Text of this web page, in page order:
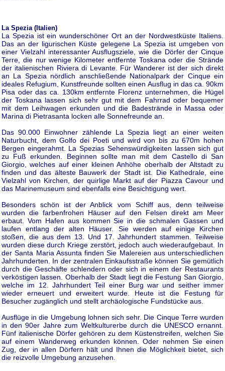
La Spezia (Italien)
La Spezia ist ein wunderschöner Ort an der Nordwestküste Italiens.
Das an der ligurischen Küste gelegene La Spezia ist umgeben von
einer Vielzahl interessanter Ausflugsziele, wie die Dörfer der Cinque
Terre, die nur wenige Kilometer entfernte Toskana oder die Strände
der italienischen Riviera di Levante. Für Wanderer ist der sich direkt
an La Spezia nördlich anschließende Nationalpark der Cinque ein
ideales Refugium, Kunstfreunde sollten einen Ausflug in das ca. 90km
Pisa oder das ca. 130km entfernte Florenz unternehmen, die Hügel
der Toskana lassen sich sehr gut mit dem Fahrrad oder bequemer
mit dem Leihwagen erkunden und die Badestrände in Massa oder
Marina di Pietrasanta locken alle Sonnefreunde an.
Das 90.000 Einwohner zählende La Spezia liegt an einer weiten
Naturbucht, dem Golfo dei Poeti und wird von bis zu 670m hohen
Bergen eingerahmt. La Spezias Sehenswürdigkeiten lassen sich gut
zu Fuß erkunden. Beginnen sollte man mit dem Castello di San
Giorgio, welches auf einer kleinen Anhöhe oberhalb der Altstadt zu
finden und das älteste Bauwerk der Stadt ist. Die Kathedrale, eine
Vielzahl von Kirchen, der quirlige Markt auf der Piazza Cavour und
das Marinemuseum sind ebenfalls eine Besichtigung wert.
Besonders schön ist der Anblick vom Schiff aus, denn teilweise
wurden die farbenfrohen Häuser auf den Felsen direkt am Meer
erbaut. Vom Hafen aus kommen Sie in die schmalen Gassen und
laufen entlang der alten Häuser. Sie werden auf einige Kirchen
stoßen, die aus dem 13. Und 17. Jahrhundert stammen. Teilweise
wurden diese durch Kriege zerstört, jedoch auch wiederaufgebaut. In
der Santa Maria Assunta finden Sie Malereien aus unterschiedlichen
Jahrhunderten. In der zentralen Einkaufsstraße können Sie gemütlich
durch die Geschäfte schlendern oder sich in einem der Restaurants
verköstigen lassen. Oberhalb der Stadt liegt die Festung San Giorgio,
welche im 12. Jahrhundert Teil einer Burg war und seither immer
wieder erneuert und erweitert wurde. Heute ist die Festung für
Besucher zugänglich und stellt archäologische Fundstücke aus.
Ausflüge in die Umgebung lohnen sich sehr. Die Cinque Terre wurden
in den 90er Jahre zum Weltkulturerbe durch die UNESCO ernannt.
Fünf italienische Dörfer gehören zu dem Küstenstreifen, welchen Sie
auf einem Wanderweg erkunden können. Oder nehmen Sie einen
Zug, der in allen Dörfern hält und Ihnen die Möglichkeit bietet, sich
die reizvolle Umgebung anzusehen.